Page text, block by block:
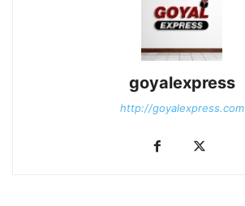
goyalexpress
http://goyalexpress.com